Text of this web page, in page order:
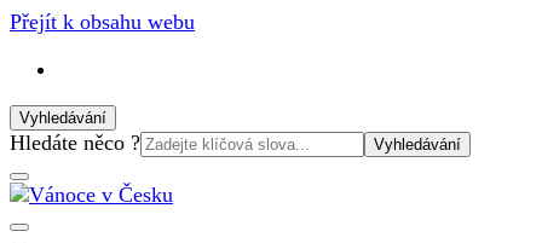
Přejít k obsahu webu
Vyhledávání
Vyhledat:
Hledáte něco ?